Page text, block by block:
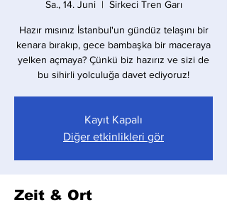
Sa., 14. Juni
  |
Sirkeci Tren Garı
Hazır mısınız İstanbul'un gündüz telaşını bir
kenara bırakıp, gece bambaşka bir maceraya
yelken açmaya? Çünkü biz hazırız ve sizi de
bu sihirli yolculuğa davet ediyoruz!
Kayıt Kapalı
Diğer etkinlikleri gör
Zeit & Ort